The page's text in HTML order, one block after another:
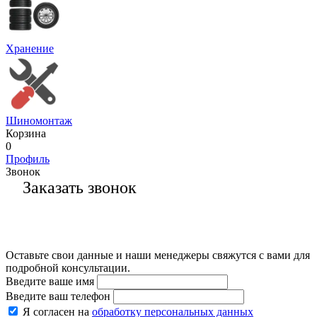
Хранение
Шиномонтаж
Корзина
0
Профиль
Звонок
Заказать звонок
Оставьте свои данные и наши менеджеры свяжутся с вами для
подробной консультации.
Введите ваше имя
Введите ваш телефон
Я согласен на обработку персональных данных